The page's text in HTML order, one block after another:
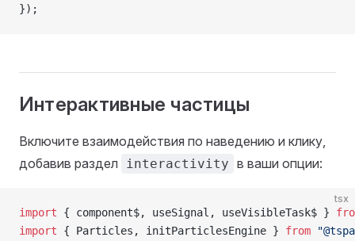
});
Интерактивные частицы
Включите взаимодействия по наведению и клику,
добавив раздел
interactivity в ваши опции:
tsx
import { component$, useSignal, useVisibleTask$ }
import { Particles, initParticlesEngine } from